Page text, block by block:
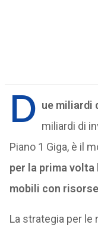
D ue miliardi
miliardi di
Piano 1 Giga, è il
per la prima volta
mobili con
La strategia per le